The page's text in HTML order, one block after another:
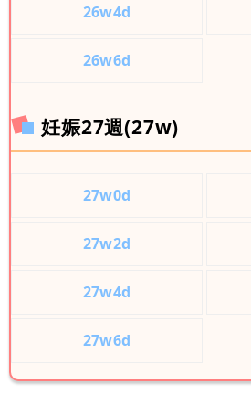
26w4d
26w6d
妊娠27週(27w)
27w0d
27w2d
27w4d
27w6d